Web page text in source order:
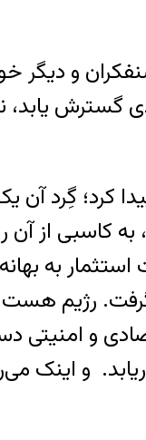
و دیگر
یابد،
کرد؛ گِرد
از آن رو
استثمار به
گرفت. رژیم
و امنیتی
و اینک